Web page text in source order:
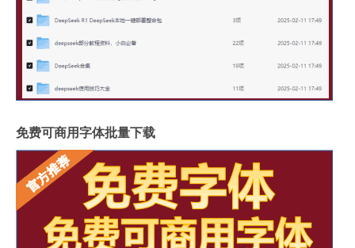
免费可商用字体批量下载